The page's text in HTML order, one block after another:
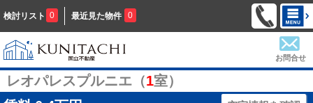
検討リスト 0 最近見た物件 0
お問合せ
レオパレスプルニエ（1室）